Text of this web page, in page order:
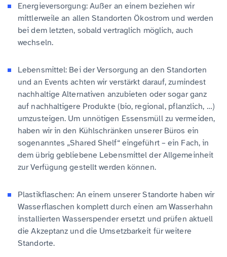
Energieversorgung: Außer an einem beziehen wir
mittlerweile an allen Standorten Ökostrom und werden
bei dem letzten, sobald vertraglich möglich, auch
wechseln.
Lebensmittel: Bei der Versorgung an den Standorten
und an Events achten wir verstärkt darauf, zumindest
nachhaltige Alternativen anzubieten oder sogar ganz
auf nachhaltigere Produkte (bio, regional, pflanzlich, …)
umzusteigen. Um unnötigen Essensmüll zu vermeiden,
haben wir in den Kühlschränken unserer Büros ein
sogenanntes „Shared Shelf“ eingeführt – ein Fach, in
dem übrig gebliebene Lebensmittel der Allgemeinheit
zur Verfügung gestellt werden können.
Plastikflaschen: An einem unserer Standorte haben wir
Wasserflaschen komplett durch einen am Wasserhahn
installierten Wasserspender ersetzt und prüfen aktuell
die Akzeptanz und die Umsetzbarkeit für weitere
Standorte.